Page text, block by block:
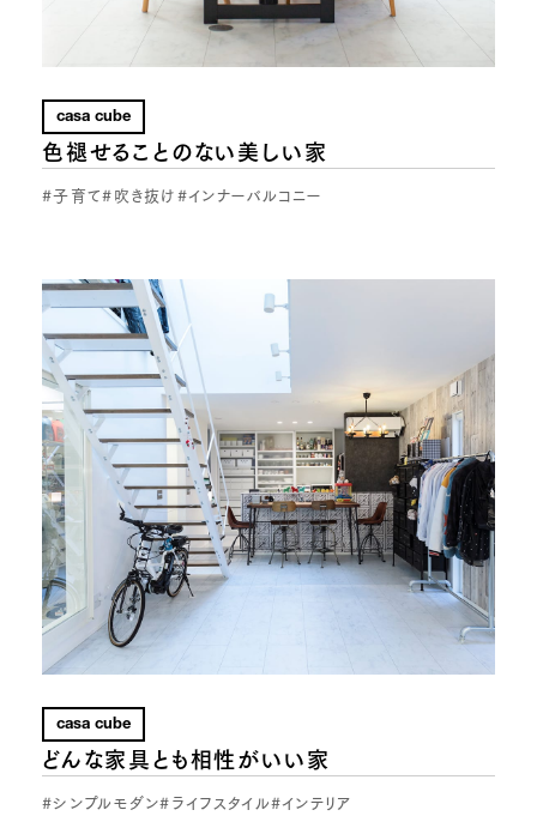
casa cube
色褪せることのない美しい家
#子育て#吹き抜け#インナーバルコニー
casa cube
どんな家具とも相性がいい家
#シンプルモダン#ライフスタイル#インテリア